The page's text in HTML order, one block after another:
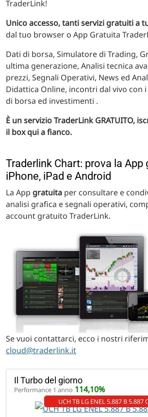
TraderLink!
Unico accesso, tanti servizi gratuiti a
dal tuo browser o App Gratuita
Dati di borsa, Simulatore di Trading,
ultima generazione, Analisi tecnica
prezzi, Segnali Operativi, News ed
Didattica Online, incontri dal vivo con
di borsa ed investimenti .
È un servizio TraderLink GRATUITO,
il box qui a fianco.
Traderlink Chart: prova la App
iPhone, iPad e Android
La App gratuita per consultare e
analisi grafica e segnali operativi,
account gratuito TraderLink.
Se vuoi contattarci, ecco i nostri
cloud@traderlink.it
Il Turbo del giorno
Performance 1 anno 114,10%
UCH TB LG ENEL 5.887 B 5.887